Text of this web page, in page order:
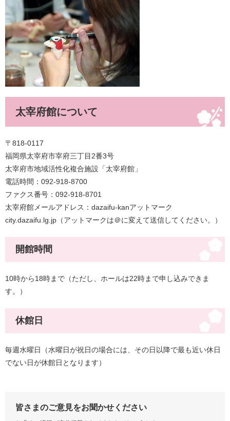
太宰府館について
〒818-0117
福岡県太宰府市宰府三丁目2番3号
太宰府市地域活性化複合施設「太宰府館」
電話時間：092‐918‐8700
ファクス番号：092‐918‐8701
太宰府館メールアドレス：dazaifu-kanアットマーク
city.dazaifu.lg.jp（アットマークは＠に変えて送信してください。）
開館時間
10時から18時まで（ただし、ホールは22時まで申し込みできま
す。）
休館日
毎週水曜日（水曜日が祝日の場合には、その日以降で最も近い休日
でない日が休館日となります）
皆さまのご意見をお聞かせください